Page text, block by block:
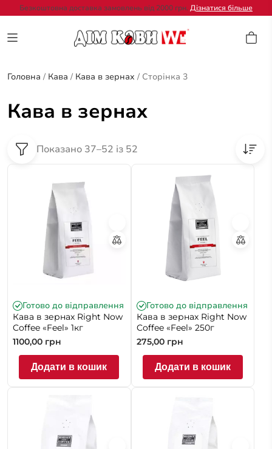
Безкоштовна доставка замовлень від 2000 грн. Дізнатися більше
Головна / Кава / Кава в зернах / Сторінка 3
Кава в зернах
Показано 37–52 із 52
Готово до відправлення
Кава в зернах Right Now
Coffee «Feel» 1кг
1100,00 грн
Додати в кошик
Готово до відправлення
Кава в зернах Right Now
Coffee «Feel» 250г
275,00 грн
Додати в кошик